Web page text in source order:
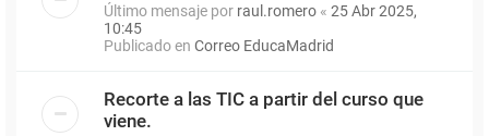
Último mensaje por raul.romero « 25 Abr 2025,
10:45
Publicado en Correo EducaMadrid
Recorte a las TIC a partir del curso que
viene.